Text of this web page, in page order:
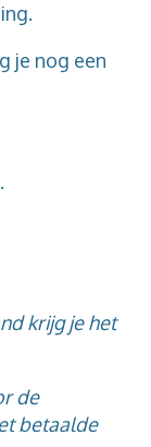
je nog een
krijg je het
de
betaalde